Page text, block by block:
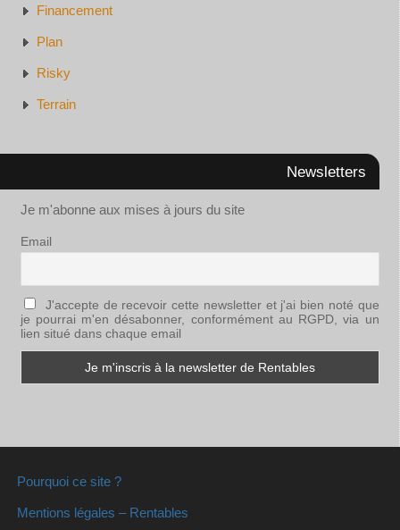
Financement
Plan
Risky
Terrain
Newsletters
Je m'abonne aux mises à jours du site
Email
J'accepte de recevoir cette newsletter et j'ai bien noté que
je pourrai m'en désabonner, conformément au RGPD, via un
lien situé dans chaque email
Pourquoi ce site ?
Mentions légales – Rentables